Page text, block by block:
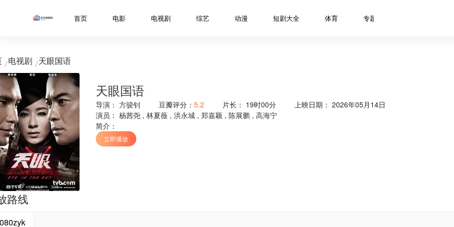
首页 电影 电视剧 综艺 动漫 短剧大全 体育 专题
电视剧 天眼国语
天眼国语
导演： 方骏钊 豆瓣评分： 5.2 片长： 19时00分
上映日期： 2026年05月14日
演员： 杨茜尧 , 林夏薇 , 洪永城 , 郑嘉颖 , 陈展鹏 , 高海宁
简介：
立即播放
路线